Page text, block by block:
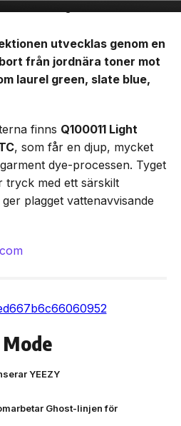
utvecklas genom en
från jordnära toner mot
laurel green, slate blue,
finns Q100011 Light
, som får en djup, mycket
dye-processen. Tyget
tryck med ett särskilt
plagget vattenavvisande
YEEZY
Ghost-linjen för